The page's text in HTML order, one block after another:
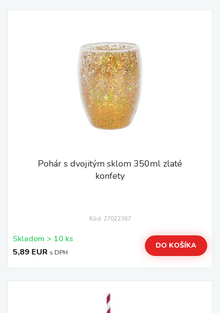
Pohár s dvojitým sklom 350ml zlaté
konfety
Kód: 27022367
Skladom > 10 ks
5,89 EUR s DPH
DO KOŠÍKA